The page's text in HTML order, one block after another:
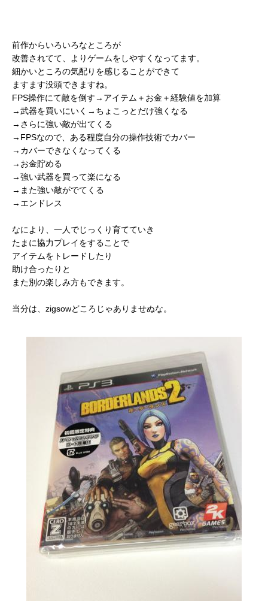
前作からいろいろなところが
改善されてて、よりゲームをしやすくなってます。
細かいところの気配りを感じることができて
ますます没頭できますね。
FPS操作にて敵を倒す→アイテム＋お金＋経験値を加算
→武器を買いにいく→ちょこっとだけ強くなる
→さらに強い敵が出てくる
→FPSなので、ある程度自分の操作技術でカバー
→カバーできなくなってくる
→お金貯める
→強い武器を買って楽になる
→また強い敵がでてくる
→エンドレス
なにより、一人でじっくり育てていき
たまに協力プレイをすることで
アイテムをトレードしたり
助け合ったりと
また別の楽しみ方もできます。
当分は、zigsowどころじゃありませぬな。